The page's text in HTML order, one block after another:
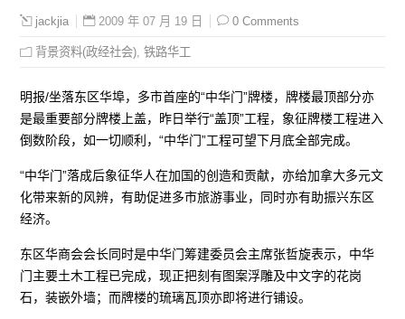
jackjia 2009 年 07 月 19 日 0 Comments
背景资料(政经社会) ,铁路华工
明报/坐落东区华埠，多市首座的“中华门”牌楼，牌楼最顶部分亦
是最重要部分牌楼上盖，昨日举行“盖顶”工程，象征牌楼工程进入
倒数阶段，如一切顺利，“中华门”工程可望下月底全部完成。
“中华门”落成后象征华人在加国的创造和贡献，亦给加拿大多元文
化带来新的风辨，有助促进多市旅游事业，同时亦有助振兴东区
经济。
东区华商会会长同时是中华门筹建委员会主席张哲旋表示，中华
门主要土木工程已完成，现正把刻有图案浮雕及中文字的花岗
石，装嵌外墙；而牌楼的琉璃瓦顶亦即将进行铺设。